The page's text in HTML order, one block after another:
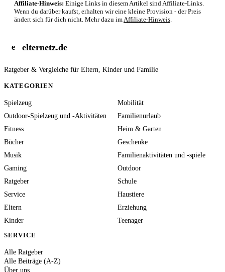
Affiliate-Hinweis: Einige Links in diesem Artikel sind Affiliate-Links.
Wenn du darüber kaufst, erhalten wir eine kleine Provision - der Preis
ändert sich für dich nicht. Mehr dazu imAffiliate-Hinweis.
e elternetz.de
Ratgeber & Vergleiche für Eltern, Kinder und Familie
KATEGORIEN
Spielzeug
Mobilität
Outdoor-Spielzeug und -Aktivitäten
Familienurlaub
Fitness
Heim & Garten
Bücher
Geschenke
Musik
Familienaktivitäten und -spiele
Gaming
Outdoor
Ratgeber
Schule
Service
Haustiere
Eltern
Erziehung
Kinder
Teenager
SERVICE
Alle Ratgeber
Alle Beiträge (A-Z)
Über uns